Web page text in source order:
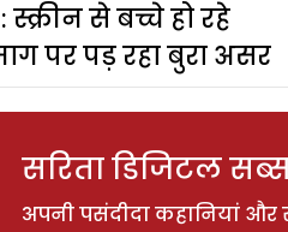
से बच्चे हो रहे
पर पड़ रहा बुरा असर
सरिता डिजिटल
अपनी पसंदीदा कहानियां और